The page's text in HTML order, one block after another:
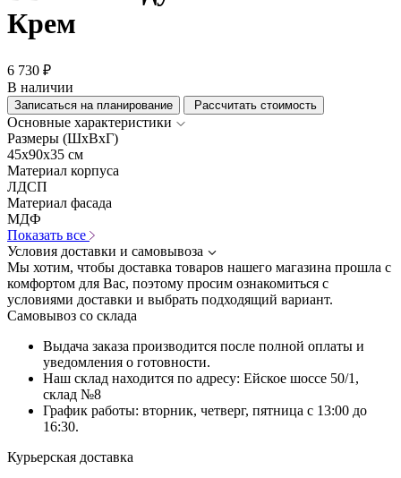
Крем
6 730 ₽
В наличии
Записаться на планирование Рассчитать стоимость
Основные характеристики
Размеры (ШхВхГ)
45x90x35 см
Материал корпуса
ЛДСП
Материал фасада
МДФ
Показать все
Условия доставки и самовывоза
Мы хотим, чтобы доставка товаров нашего магазина прошла с
комфортом для Вас, поэтому просим ознакомиться с
условиями доставки и выбрать подходящий вариант.
Самовывоз со склада
Выдача заказа производится после полной оплаты и
уведомления о готовности.
Наш склад находится по адресу: Ейское шоссе 50/1,
склад №8
График работы: вторник, четверг, пятница с 13:00 до
16:30.
Курьерская доставка